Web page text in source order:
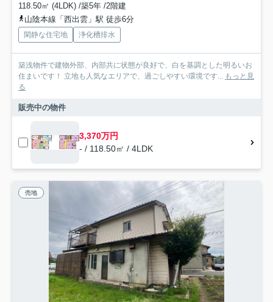
118.50㎡ (4LDK) /築5年 /2階建
山陰本線「西出雲」駅 徒歩6分
閑静な住宅地 浄化槽排水
築浅物件で建物外部、内部共に状態が良好で、白を基調とした明るいお
住まいです！ 立地も人気なエリアで、過ごしやすい環境です... もっと見
る
販売中の物件
3,370万円
- / 118.50㎡ / 4LDK
売地